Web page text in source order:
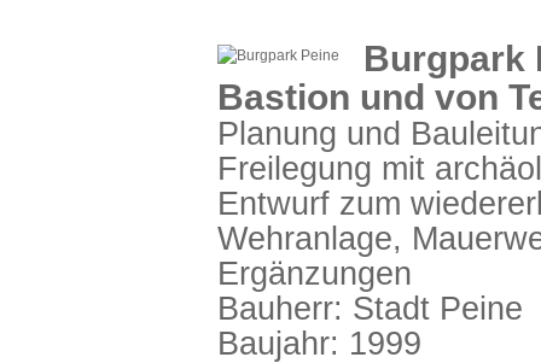
Burgpark
Bastion und von
Planung und
Freilegung mit
Entwurf zum
Wehranlage,
Ergänzungen
Bauherr: Stadt Peine
Baujahr: 1999